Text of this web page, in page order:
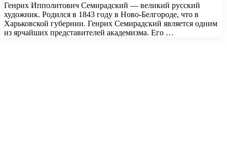
Генрих Ипполитович Семирадский — великий русский
художник. Родился в 1843 году в Ново-Белгороде, что в
Харьковской губернии. Генрих Семирадский является одним
из ярчайших представителей академизма. Его …